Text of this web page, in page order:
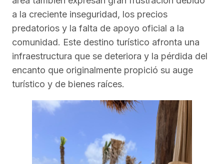
a la creciente inseguridad, los precios
predatorios y la falta de apoyo oficial a la
comunidad. Este destino turístico afronta una
infraestructura que se deteriora y la pérdida del
encanto que originalmente propició su auge
turístico y de bienes raíces.